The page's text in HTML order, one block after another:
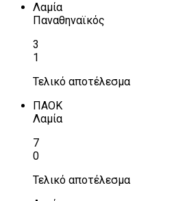
Λαμία
Παναθηναϊκός
3
1
Τελικό αποτέλεσμα
ΠΑΟΚ
Λαμία
7
0
Τελικό αποτέλεσμα